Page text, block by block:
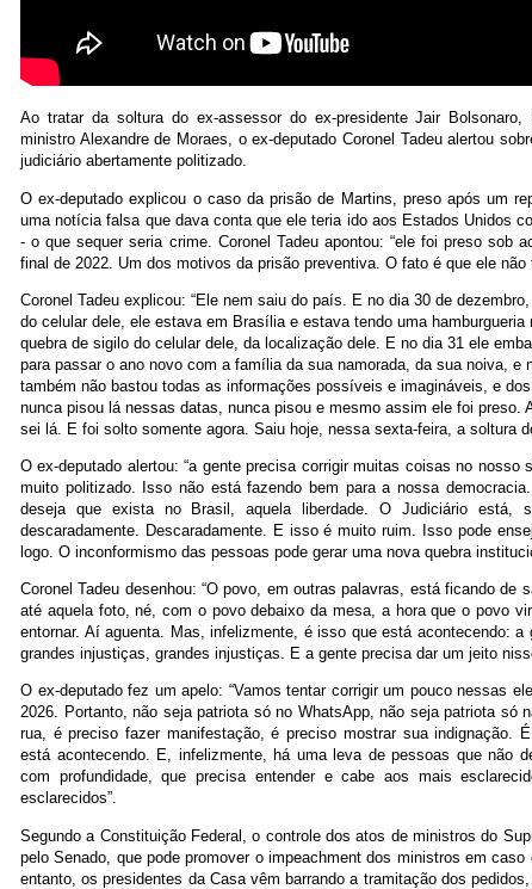
Ao tratar da soltura do ex-assessor do ex-presidente Jair
ministro Alexandre de Moraes, o ex-deputado Coronel Tadeu alertou
judiciário abertamente politizado.
O ex-deputado explicou o caso da prisão de Martins, preso após um
uma notícia falsa que dava conta que ele teria ido aos Estados Unidos
- o que sequer seria crime. Coronel Tadeu apontou: “ele foi preso sob
final de 2022. Um dos motivos da prisão preventiva. O fato é que ele não
Coronel Tadeu explicou: “Ele nem saiu do país. E no dia 30 de
do celular dele, ele estava em Brasília e estava tendo uma hamburgueria
quebra de sigilo do celular dele, da localização dele. E no dia 31 ele
para passar o ano novo com a família da sua namorada, da sua noiva, e
também não bastou todas as informações possíveis e imagináveis, e
nunca pisou lá nessas datas, nunca pisou e mesmo assim ele foi preso.
sei lá. E foi solto somente agora. Saiu hoje, nessa sexta-feira, a soltura
O ex-deputado alertou: “a gente precisa corrigir muitas coisas no nosso
muito politizado. Isso não está fazendo bem para a nossa
deseja que exista no Brasil, aquela liberdade. O Judiciário está,
descaradamente. Descaradamente. E isso é muito ruim. Isso pode
logo. O inconformismo das pessoas pode gerar uma nova quebra
Coronel Tadeu desenhou: “O povo, em outras palavras, está ficando
até aquela foto, né, com o povo debaixo da mesa, a hora que o povo
entornar. Aí aguenta. Mas, infelizmente, é isso que está acontecendo:
grandes injustiças, grandes injustiças. E a gente precisa dar um jeito
O ex-deputado fez um apelo: “Vamos tentar corrigir um pouco nessas
2026. Portanto, não seja patriota só no WhatsApp, não seja patriota só
rua, é preciso fazer manifestação, é preciso mostrar sua indignação.
está acontecendo. E, infelizmente, há uma leva de pessoas que não
com profundidade, que precisa entender e cabe aos mais
esclarecidos”.
Segundo a Constituição Federal, o controle dos atos de ministros do
pelo Senado, que pode promover o impeachment dos ministros em
entanto, os presidentes da Casa vêm barrando a tramitação dos